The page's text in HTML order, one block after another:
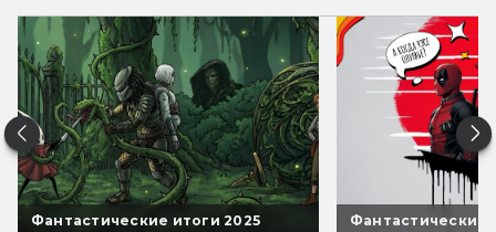
Фантастические итоги 2025 Фантастические